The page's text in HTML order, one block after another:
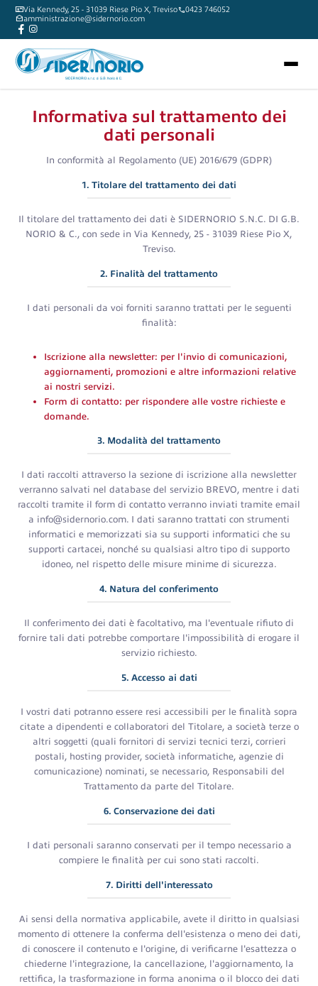
contact_mailVia Kennedy, 25 - 31039 Riese Pio X, Trevisocall0423 746052
draftsamministrazione@sidernorio.com
Tubi
Trafilati
Lamiere da Coils - Treno
Travi
Reti e Grigliati
Lamiere e Pannelli da copertura
Raccorderia, valvole
Pompe Idrauliche
Condizionamento
Attrezzature
Tubazioni
Trattamento acqua
Rubinetteria
Arredo bagno
Informativa sul trattamento dei
dati personali
In conformità al Regolamento (UE) 2016/679 (GDPR)
1. Titolare del trattamento dei dati
Il titolare del trattamento dei dati è SIDERNORIO S.N.C. DI G.B.
NORIO & C., con sede in Via Kennedy, 25 - 31039 Riese Pio X,
Treviso.
2. Finalità del trattamento
I dati personali da voi forniti saranno trattati per le seguenti
finalità:
Iscrizione alla newsletter: per l'invio di comunicazioni,
aggiornamenti, promozioni e altre informazioni relative
ai nostri servizi.
Form di contatto: per rispondere alle vostre richieste e
domande.
3. Modalità del trattamento
I dati raccolti attraverso la sezione di iscrizione alla newsletter
verranno salvati nel database del servizio BREVO, mentre i dati
raccolti tramite il form di contatto verranno inviati tramite email
a info@sidernorio.com. I dati saranno trattati con strumenti
informatici e memorizzati sia su supporti informatici che su
supporti cartacei, nonché su qualsiasi altro tipo di supporto
idoneo, nel rispetto delle misure minime di sicurezza.
4. Natura del conferimento
Il conferimento dei dati è facoltativo, ma l'eventuale rifiuto di
fornire tali dati potrebbe comportare l'impossibilità di erogare il
servizio richiesto.
5. Accesso ai dati
I vostri dati potranno essere resi accessibili per le finalità sopra
citate a dipendenti e collaboratori del Titolare, a società terze o
altri soggetti (quali fornitori di servizi tecnici terzi, corrieri
postali, hosting provider, società informatiche, agenzie di
comunicazione) nominati, se necessario, Responsabili del
Trattamento da parte del Titolare.
6. Conservazione dei dati
I dati personali saranno conservati per il tempo necessario a
compiere le finalità per cui sono stati raccolti.
7. Diritti dell'interessato
Ai sensi della normativa applicabile, avete il diritto in qualsiasi
momento di ottenere la conferma dell'esistenza o meno dei dati,
di conoscere il contenuto e l'origine, di verificarne l'esattezza o
chiederne l'integrazione, la cancellazione, l'aggiornamento, la
rettifica, la trasformazione in forma anonima o il blocco dei dati